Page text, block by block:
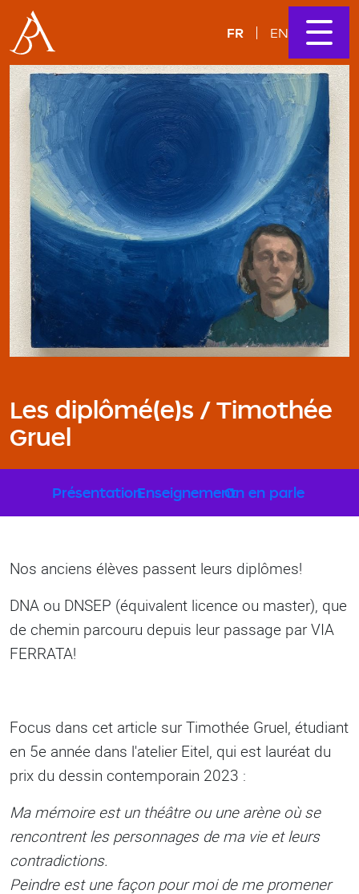
FR EN
Les diplômé(e)s / Timothée
Gruel
Sous-menu Formation
PrésentationEnseignementOn en parle
Nos anciens élèves passent leurs diplômes!
DNA ou DNSEP (équivalent licence ou master), que
de chemin parcouru depuis leur passage par VIA
FERRATA!
Focus dans cet article sur Timothée Gruel, étudiant
en 5e année dans l'atelier Eitel, qui est lauréat du
prix du dessin contemporain 2023 :
Ma mémoire est un théâtre ou une arène où se
rencontrent les personnages de ma vie et leurs
contradictions.
Peindre est une façon pour moi de me promener